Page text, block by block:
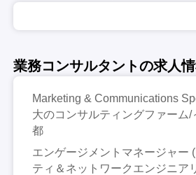
業務コンサルタントの求人
Marketing & Communications
大のコンサルティングファーム/
都
エンゲージメントマネージャー
ティ＆ネットワークエンジニア